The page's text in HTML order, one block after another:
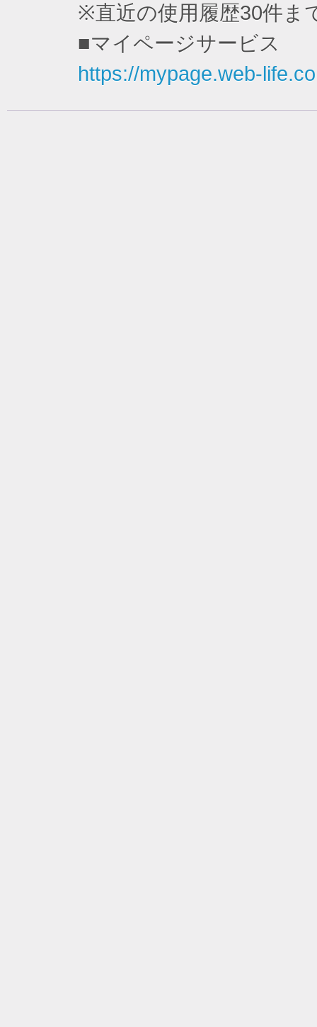
※直近の使用履歴30件ま
■マイページサービス
https://mypage.web-